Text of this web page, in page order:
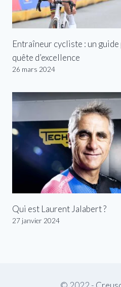
Entraîneur cycliste : un
quête d’excellence
26 mars 2024
Qui est Laurent Jalabert ?
27 janvier 2024